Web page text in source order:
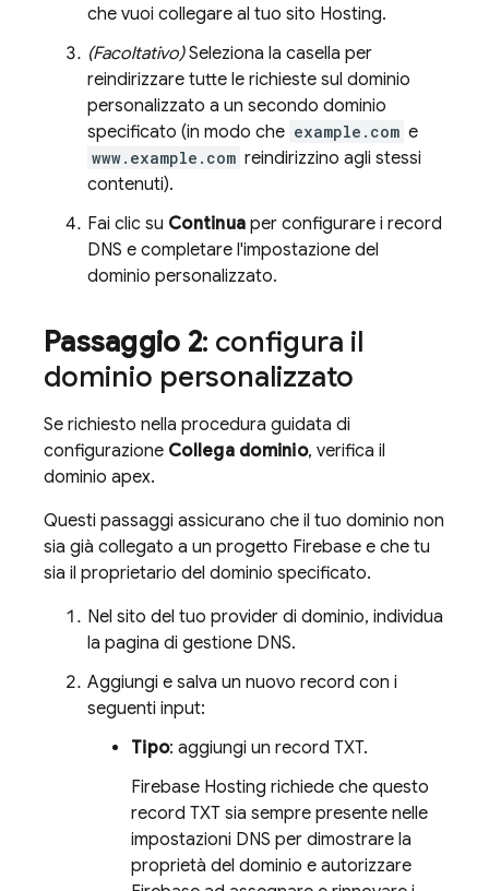
che vuoi collegare al tuo sito Hosting.
(Facoltativo)Seleziona la casella per
reindirizzare tutte le richieste sul dominio
personalizzato a un secondo dominio
specificato (in modo che example.com e
www.example.com reindirizzino agli stessi
contenuti).
Fai clic su Continua per configurare i record
DNS e completare l'impostazione del
dominio personalizzato.
Passaggio 2: configura il
dominio personalizzato
Se richiesto nella procedura guidata di
configurazione Collega dominio, verifica il
dominio apex.
Questi passaggi assicurano che il tuo dominio non
sia già collegato a un progetto Firebase e che tu
sia il proprietario del dominio specificato.
Nel sito del tuo provider di dominio, individua
la pagina di gestione DNS.
Aggiungi e salva un nuovo record con i
seguenti input:
Tipo: aggiungi un record TXT.
Firebase Hosting richiede che questo
record TXT sia sempre presente nelle
impostazioni DNS per dimostrare la
proprietà del dominio e autorizzare